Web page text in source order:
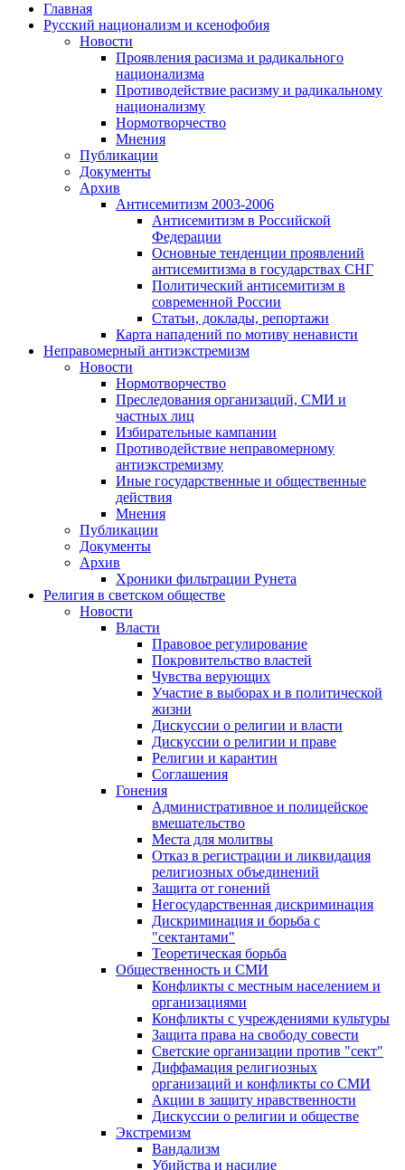
Главная
Русский национализм и ксенофобия
Новости
Проявления расизма и радикального
национализма
Противодействие расизму и радикальному
национализму
Нормотворчество
Мнения
Публикации
Документы
Архив
Антисемитизм 2003-2006
Антисемитизм в Российской
Федерации
Основные тенденции проявлений
антисемитизма в государствах СНГ
Политический антисемитизм в
современной России
Статьи, доклады, репортажи
Карта нападений по мотиву ненависти
Неправомерный антиэкстремизм
Новости
Нормотворчество
Преследования организаций, СМИ и
частных лиц
Избирательные кампании
Противодействие неправомерному
антиэкстремизму
Иные государственные и общественные
действия
Мнения
Публикации
Документы
Архив
Хроники фильтрации Рунета
Религия в светском обществе
Новости
Власти
Правовое регулирование
Покровительство властей
Чувства верующих
Участие в выборах и в политической
жизни
Дискуссии о религии и власти
Дискуссии о религии и праве
Религии и карантин
Соглашения
Гонения
Административное и полицейское
вмешательство
Места для молитвы
Отказ в регистрации и ликвидация
религиозных объединений
Защита от гонений
Негосударственная дискриминация
Дискриминация и борьба с
"сектантами"
Теоретическая борьба
Общественность и СМИ
Конфликты с местным населением и
организациями
Конфликты с учреждениями культуры
Защита права на свободу совести
Светские организации против "сект"
Диффамация религиозных
организаций и конфликты со СМИ
Акции в защиту нравственности
Дискуссии о религии и обществе
Экстремизм
Вандализм
Убийства и насилие